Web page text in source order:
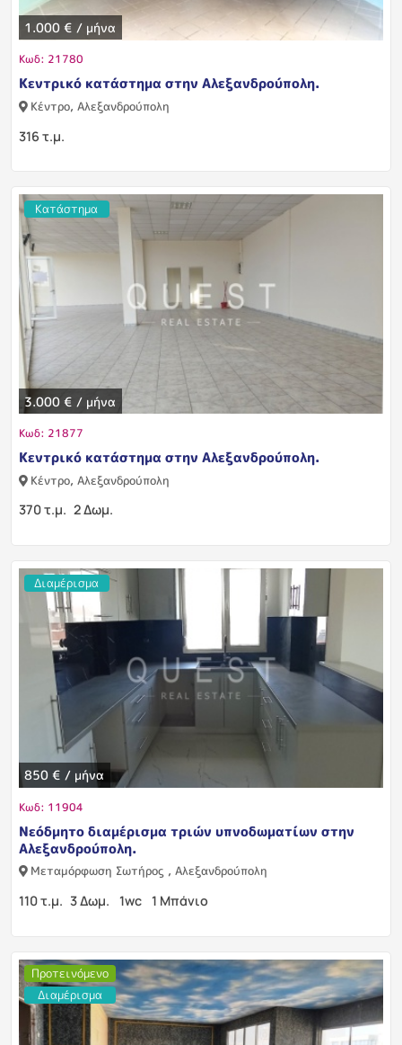
1.000 € / μήνα
Κωδ: 21780
Κεντρικό κατάστημα στην Αλεξανδρούπολη.
Κέντρο, Αλεξανδρούπολη
316 τ.μ.
Κατάστημα
3.000 € / μήνα
Κωδ: 21877
Κεντρικό κατάστημα στην Αλεξανδρούπολη.
Κέντρο, Αλεξανδρούπολη
370 τ.μ. 2 Δωμ.
Διαμέρισμα
850 € / μήνα
Κωδ: 11904
Νεόδμητο διαμέρισμα τριών υπνοδωματίων στην
Αλεξανδρούπολη.
Μεταμόρφωση Σωτήρος , Αλεξανδρούπολη
110 τ.μ. 3 Δωμ. 1wc 1 Μπάνιο
Προτεινόμενο
Διαμέρισμα